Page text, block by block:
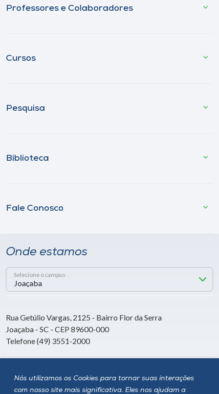
Nós utilizamos os Cookies para tornar suas interações
com nosso site mais significativa. Eles nos ajudam a
Professores e Colaboradores
Cursos
Pesquisa
Biblioteca
Fale Conosco
Onde estamos
Selecione o campus
Rua Getúlio Vargas, 2125 - Bairro Flor da Serra
Joaçaba - SC - CEP 89600-000
Telefone (49) 3551-2000
Siga a Unoesc